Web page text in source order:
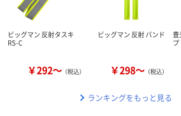
ビッグマン 反射タスキ
RS-C
￥292～ （税込）
ビッグマン 反射 バンド
￥298～ （税込）
豊
プ
ランキングをもっと見る